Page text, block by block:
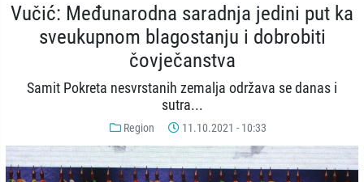
Vučić: Međunarodna saradnja jedini put ka
sveukupnom blagostanju i dobrobiti
čovječanstva
Samit Pokreta nesvrstanih zemalja održava se danas i
sutra...
Region 11.10.2021 - 10:33